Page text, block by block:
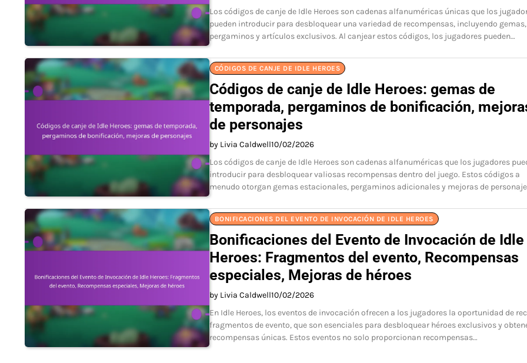
Los códigos de canje de Idle Heroes son cadenas alfanuméricas únicas que los
pueden introducir para desbloquear una variedad de recompensas, incluyendo gemas,
pergaminos y artículos exclusivos. Al canjear estos códigos, los jugadores pueden…
CÓDIGOS DE CANJE DE IDLE HEROES
Códigos de canje de Idle Heroes: gemas de
temporada, pergaminos de bonificación,
de personajes
by Livia Caldwell10/02/2026
Los códigos de canje de Idle Heroes son cadenas alfanuméricas que los jugadores
introducir para desbloquear valiosas recompensas dentro del juego. Estos códigos a
menudo otorgan gemas estacionales, pergaminos adicionales y mejoras de
BONIFICACIONES DEL EVENTO DE INVOCACIÓN DE IDLE HEROES
Bonificaciones del Evento de Invocación de Idle
Heroes: Fragmentos del evento, Recompensas
especiales, Mejoras de héroes
by Livia Caldwell10/02/2026
En Idle Heroes, los eventos de invocación ofrecen a los jugadores la oportunidad de
fragmentos de evento, que son esenciales para desbloquear héroes exclusivos y
recompensas únicas. Estos eventos no solo proporcionan recompensas…